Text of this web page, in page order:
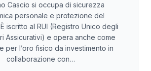
Cascio si occupa di sicurezza
personale e protezione del
iscritto al RUI (Registro Unico degli
Assicurativi) e opera anche come
per l’oro fisico da investimento in
collaborazione con…